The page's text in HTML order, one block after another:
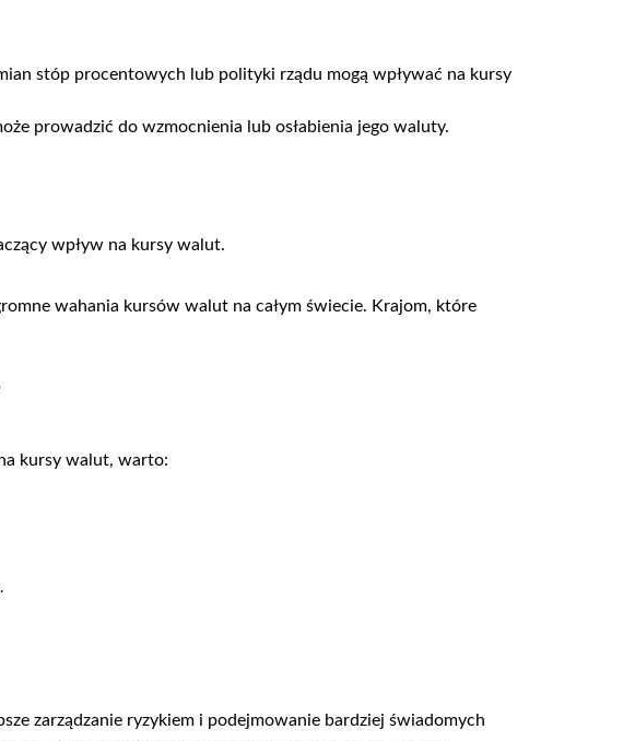
stóp procentowych lub polityki rządu mogą wpływać na kursy
prowadzić do wzmocnienia lub osłabienia jego waluty.
wpływ na kursy walut.
wahania kursów walut na całym świecie. Krajom, które
kursy walut, warto:
zarządzanie ryzykiem i podejmowanie bardziej świadomych